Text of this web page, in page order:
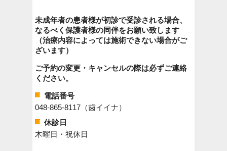
未成年者の患者様が初診で受診される場合、
なるべく保護者様の同伴をお願い致します
（治療内容によっては施術できない場合がご
ざいます）
ご予約の変更・キャンセルの際は必ずご連絡
ください。
電話番号
048-865-8117（歯イイナ）
休診日
木曜日・祝休日